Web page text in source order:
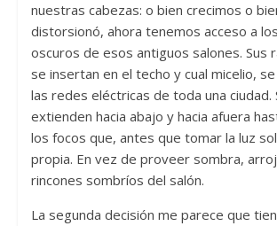
nuestras cabezas: o bien crecimos o
distorsionó, ahora tenemos acceso a
oscuros de esos antiguos salones. Sus
se insertan en el techo y cual micelio,
las redes eléctricas de toda una ciudad.
extienden hacia abajo y hacia afuera
los focos que, antes que tomar la luz
propia. En vez de proveer sombra,
rincones sombríos del salón.
La segunda decisión me parece que